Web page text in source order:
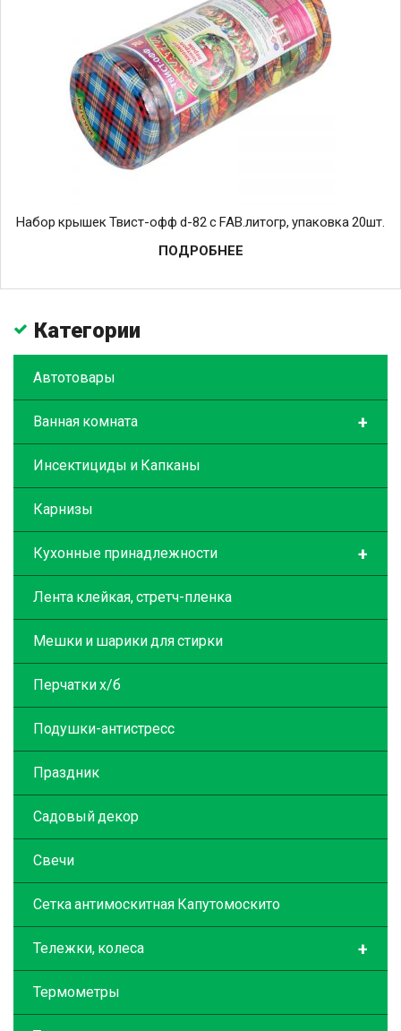
Набор крышек Твист-офф d-82 с FAB.литогр, упаковка 20шт.
ПОДРОБНЕЕ
Категории
Автотовары
+
Ванная комната
Инсектициды и Капканы
Карнизы
+
Кухонные принадлежности
Лента клейкая, стретч-пленка
Мешки и шарики для стирки
Перчатки х/б
Подушки-антистресс
Праздник
Садовый декор
Свечи
Сетка антимоскитная Капутомоскито
+
Тележки, колеса
Термометры